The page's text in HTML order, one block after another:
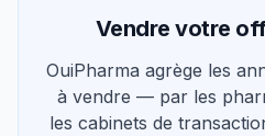
Vendre votre
OuiPharma agrège les
à vendre — par les
les cabinets de